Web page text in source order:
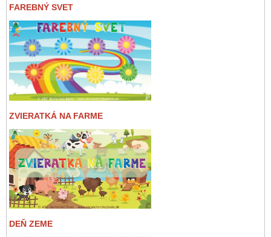
FAREBNÝ SVET
ZVIERATKÁ NA FARME
DEŇ ZEME